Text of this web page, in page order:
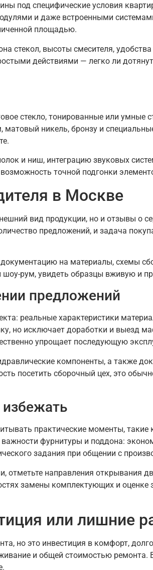
под специфические условия
и даже встроенными
площадью.
стекол, высоты смесителя,
действиями — легко ли
стекло, тонированные или умные
никель, бронзу и
и ниш, интеграцию звуковых
точной подгонки
в Москве
вид продукции, но и отзывы о
предложений, и задача
на материалы, схемы
рум, увидеть образцы вживую и
предложений
реальные характеристики
но исключает доработки и выезд
упрощает последующую
компоненты, а также
посетить сборочный цех, это
практические моменты,
фурнитуры и поддона:
задания при общении с
отметьте направления открывания
замены комплектующих и оценке
или лишние
но это инвестиция в комфорт,
и общей стоимостью